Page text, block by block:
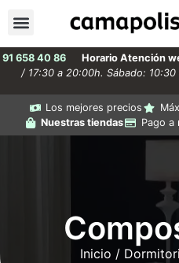
91 658 40 86 Horario Atención
/ 17:30 a 20:00h. Sábado: 10:30
Los mejores precios
Nuestras tiendas
Pago a
Inicio /